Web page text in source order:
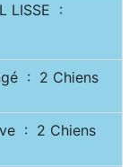
LISSE :
: 2 Chiens
: 2 Chiens